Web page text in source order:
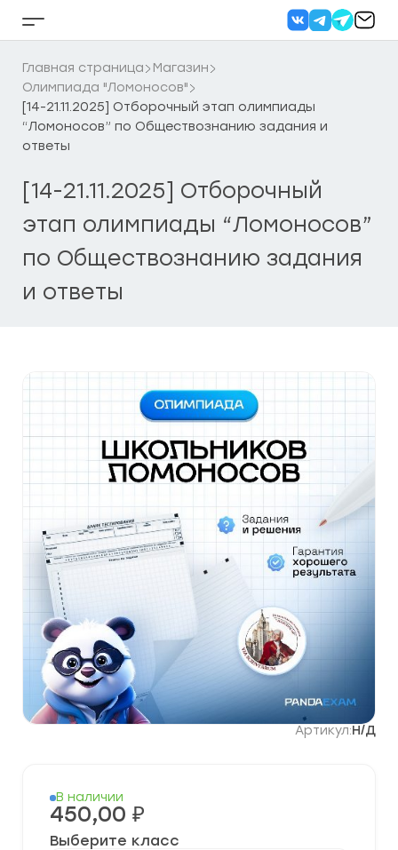
Кнопка
бокового
меню
Главная страница
Магазин
Олимпиада "Ломоносов"
[14-21.11.2025] Отборочный этап олимпиады
“Ломоносов” по Обществознанию задания и
ответы
[14-21.11.2025] Отборочный
этап олимпиады “Ломоносов”
по Обществознанию задания
и ответы
Артикул:Н/Д
В наличии
450,00 ₽
Выберите класс